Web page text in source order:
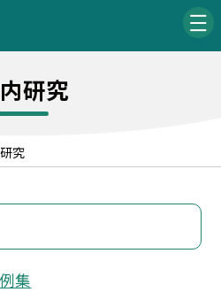
研究
究
集